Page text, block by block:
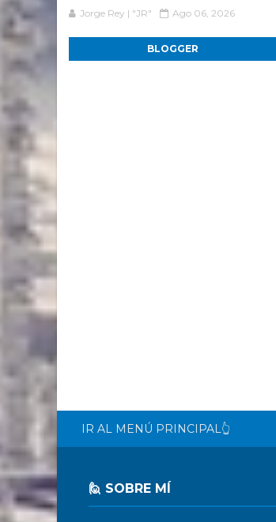
Jorge Rey | "JR" Ago 06, 2026
BLOGGER
IR AL MENÚ PRINCIPAL👆
🙋 SOBRE MÍ